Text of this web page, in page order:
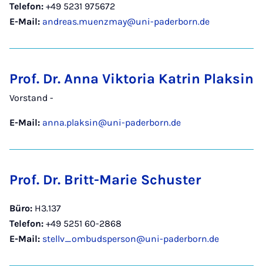
Telefon: +49 5231 975672
E-Mail: andreas.muenzmay@uni-paderborn.de
Prof. Dr. Anna Viktoria Katrin Plaksin
Vorstand -
E-Mail: anna.plaksin@uni-paderborn.de
Prof. Dr. Britt-Marie Schuster
Büro: H3.137
Telefon: +49 5251 60-2868
E-Mail: stellv_ombudsperson@uni-paderborn.de